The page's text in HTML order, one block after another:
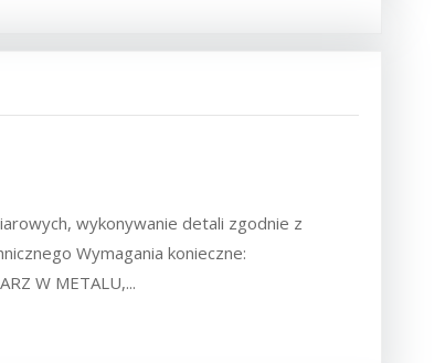
wykonywanie detali zgodnie z
Wymagania konieczne:
W METALU,...